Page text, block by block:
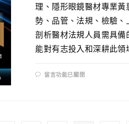
理、隱形眼鏡醫材專業
勢、品管、法規、檢驗
剖析醫材法規人員需具
能對有志投入和深耕此領
留言功能已關閉